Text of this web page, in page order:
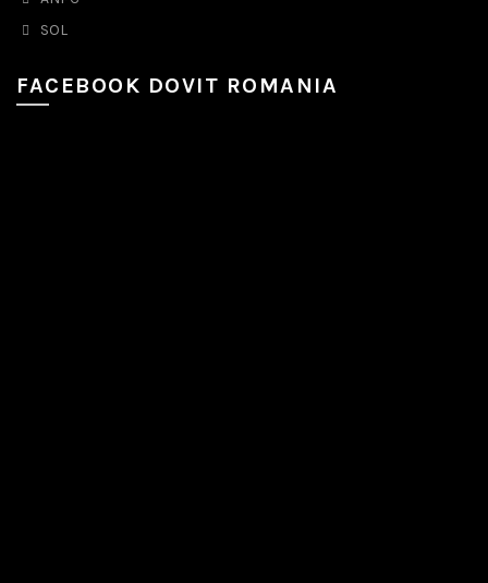
SOL
FACEBOOK DOVIT ROMANIA